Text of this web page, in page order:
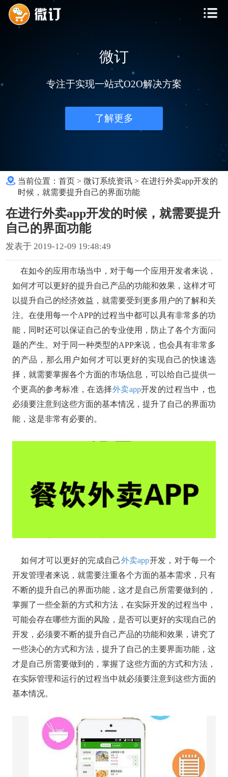
微订
专注于实现一站式O2O解决方案
了解更多
当前位置：首页 >微订系统资讯 >在进行外卖app开发的
时候，就需要提升自己的界面功能
在进行外卖app开发的时候，就需要提升
自己的界面功能
发表于 2019-12-09 19:48:49
在如今的应用市场当中，对于每一个应用开发者来说，
如何才可以更好的提升自己产品的功能和效果，这样才可
以提升自己的经济效益，就需要受到更多用户的了解和关
注。在使用每一个APP的过程当中都可以具有非常多的功
能，同时还可以保证自己的专业使用，防止了各个方面问
题的产生。对于同一种类型的APP来说，也会具有非常多
的产品，那么用户如何才可以更好的实现自己的快速选
择，就需要掌握各个方面的市场信息，可以给自己提供一
个更高的参考标准，在选择外卖app开发的过程当中，也
必须要注意到这些方面的基本情况，提升了自己的界面功
能，这是非常有必要的。
如何才可以更好的完成自己外卖app开发，对于每一个
开发管理者来说，就需要注重各个方面的基本需求，只有
不断的提升自己的界面功能，这才是自己所需要做到的，
掌握了一些全新的方式和方法，在实际开发的过程当中，
可能会存在哪些方面的风险，是否可以更好的实现自己的
开发，必须要不断的提升自己产品的功能和效果，讲究了
一些决心的方式和方法，提升了自己的主要界面功能，这
才是自己所需要做到的，掌握了这些方面的方式和方法，
在实际管理和运行的过程当中就必须要注意到这些方面的
基本情况。